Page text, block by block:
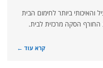
ביותר לחימום הבית
הסקה מרכזית לבית.
קרא עוד ←